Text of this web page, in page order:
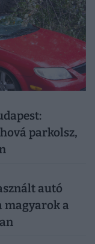
parkolsz,
autó
magyarok a